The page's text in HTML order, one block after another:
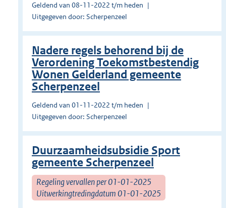
Geldend van 08-11-2022 t/m heden
Uitgegeven door: Scherpenzeel
Nadere regels behorend bij de
Verordening Toekomstbestendig
Wonen Gelderland gemeente
Scherpenzeel
Geldend van 01-11-2022 t/m heden
Uitgegeven door: Scherpenzeel
Duurzaamheidsubsidie Sport
gemeente Scherpenzeel
Regeling vervallen per 01-01-2025
Uitwerkingtredingdatum 01-01-2025